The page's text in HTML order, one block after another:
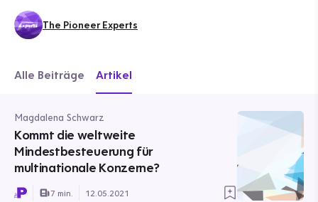
The Pioneer Experts
Alle Beiträge Artikel
Magdalena Schwarz
Kommt die weltweite
Mindestbesteuerung für
multinationale Konzerne?
7 min. 12.05.2021